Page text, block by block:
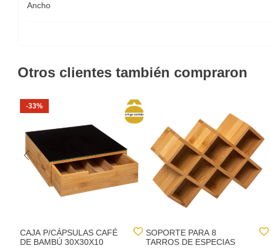
Ancho
Otros clientes también compraron
-33%
CAJA P/CÁPSULAS CAFÉ
DE BAMBÚ 30X30X10
SOPORTE PARA 8
TARROS DE ESPECIAS